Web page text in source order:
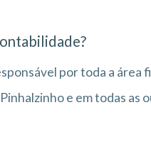
por toda a área
e em todas as